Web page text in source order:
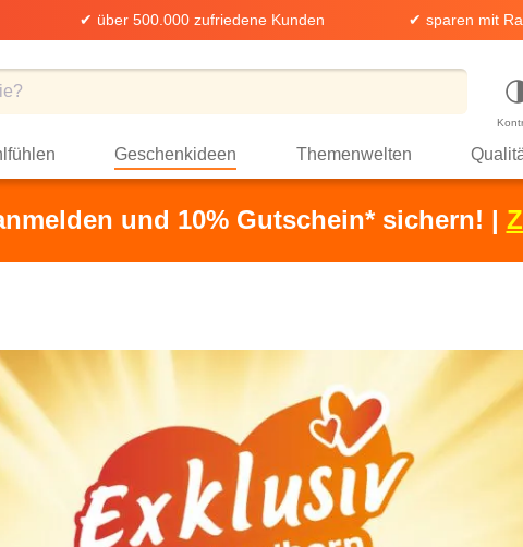
✔ über 500.000 zufriedene Kunden ✔ sparen mit
Geschenkideen Themenwelten
und 10% Gutschein* sichern! |